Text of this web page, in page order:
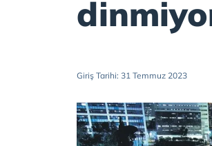
Giriş Tarihi: 31 Temmuz 2023